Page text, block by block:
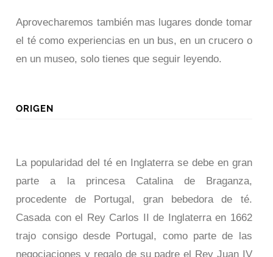
Aprovecharemos también mas lugares donde tomar
el té como experiencias en un bus, en un crucero o
en un museo, solo tienes que seguir leyendo.
ORIGEN
La popularidad del té en Inglaterra se debe en gran
parte a la princesa Catalina de Braganza,
procedente de Portugal, gran bebedora de té.
Casada con el Rey Carlos II de Inglaterra en 1662
trajo consigo desde Portugal, como parte de las
negociaciones y regalo de su padre el Rey Juan IV